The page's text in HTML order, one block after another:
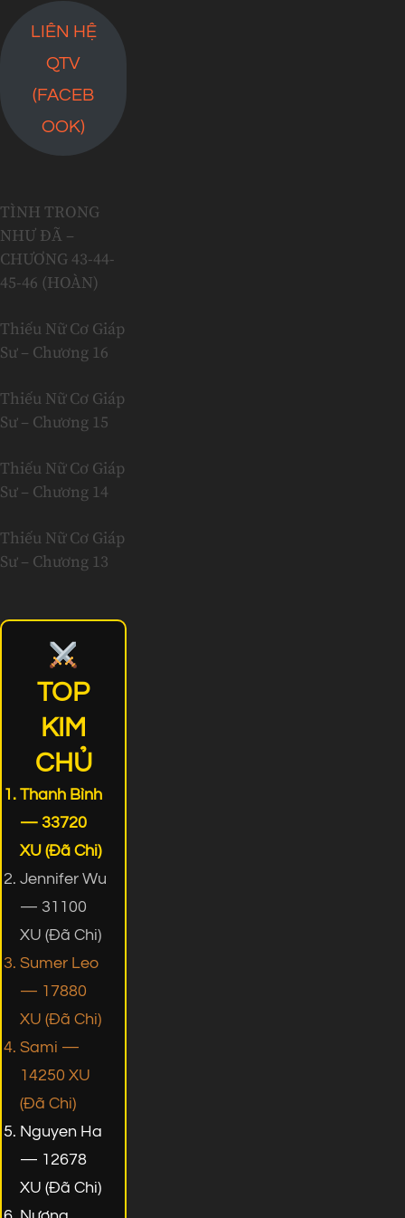
LIÊN HỆ
QTV
(FACEB
OOK)
TÌNH TRONG
NHƯ ĐÃ –
CHƯƠNG 43-44-
45-46 (HOÀN)
Thiếu Nữ Cơ Giáp
Sư – Chương 16
Thiếu Nữ Cơ Giáp
Sư – Chương 15
Thiếu Nữ Cơ Giáp
Sư – Chương 14
Thiếu Nữ Cơ Giáp
Sư – Chương 13
TOP
KIM
CHỦ
Thanh Bình
— 33720
XU (Đã Chi)
Jennifer Wu
— 31100
XU (Đã Chi)
Sumer Leo
— 17880
XU (Đã Chi)
Sami —
14250 XU
(Đã Chi)
Nguyen Ha
— 12678
XU (Đã Chi)